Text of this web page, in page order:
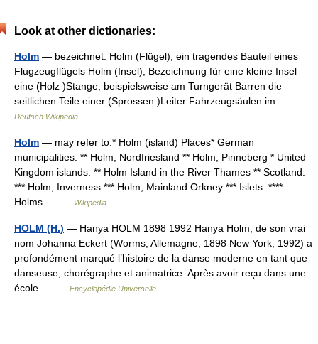
Look at other dictionaries:
Holm — bezeichnet: Holm (Flügel), ein tragendes Bauteil eines
Flugzeugflügels Holm (Insel), Bezeichnung für eine kleine Insel
eine (Holz )Stange, beispielsweise am Turngerät Barren die
seitlichen Teile einer (Sprossen )Leiter Fahrzeugsäulen im… …
Deutsch Wikipedia
Holm — may refer to:* Holm (island) Places* German
municipalities: ** Holm, Nordfriesland ** Holm, Pinneberg * United
Kingdom islands: ** Holm Island in the River Thames ** Scotland:
*** Holm, Inverness *** Holm, Mainland Orkney *** Islets: ****
Holms… …
Wikipedia
HOLM (H.) — Hanya HOLM 1898 1992 Hanya Holm, de son vrai
nom Johanna Eckert (Worms, Allemagne, 1898 New York, 1992) a
profondément marqué l’histoire de la danse moderne en tant que
danseuse, chorégraphe et animatrice. Après avoir reçu dans une
école… …
Encyclopédie Universelle